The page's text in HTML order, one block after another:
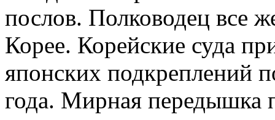
послов. Полководец все
Корее. Корейские суда
японских подкреплений
года. Мирная передышка